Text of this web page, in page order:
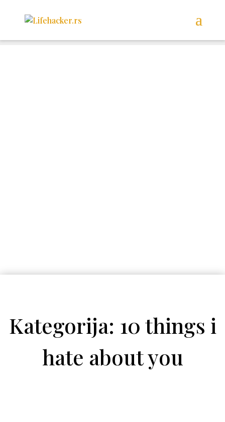
Kategorija: 10 things i
hate about you